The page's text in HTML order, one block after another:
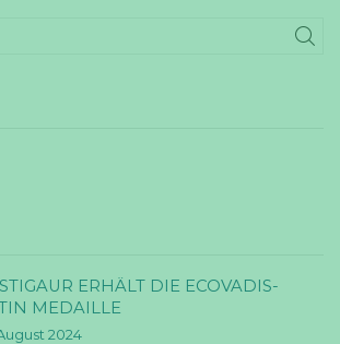
ERHÄLT DIE ECOVADIS-
MEDAILLE
2024